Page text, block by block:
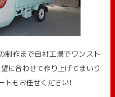
制作まで自社工場でワンスト
に合わせて作り上げてまいり
トもお任せください！